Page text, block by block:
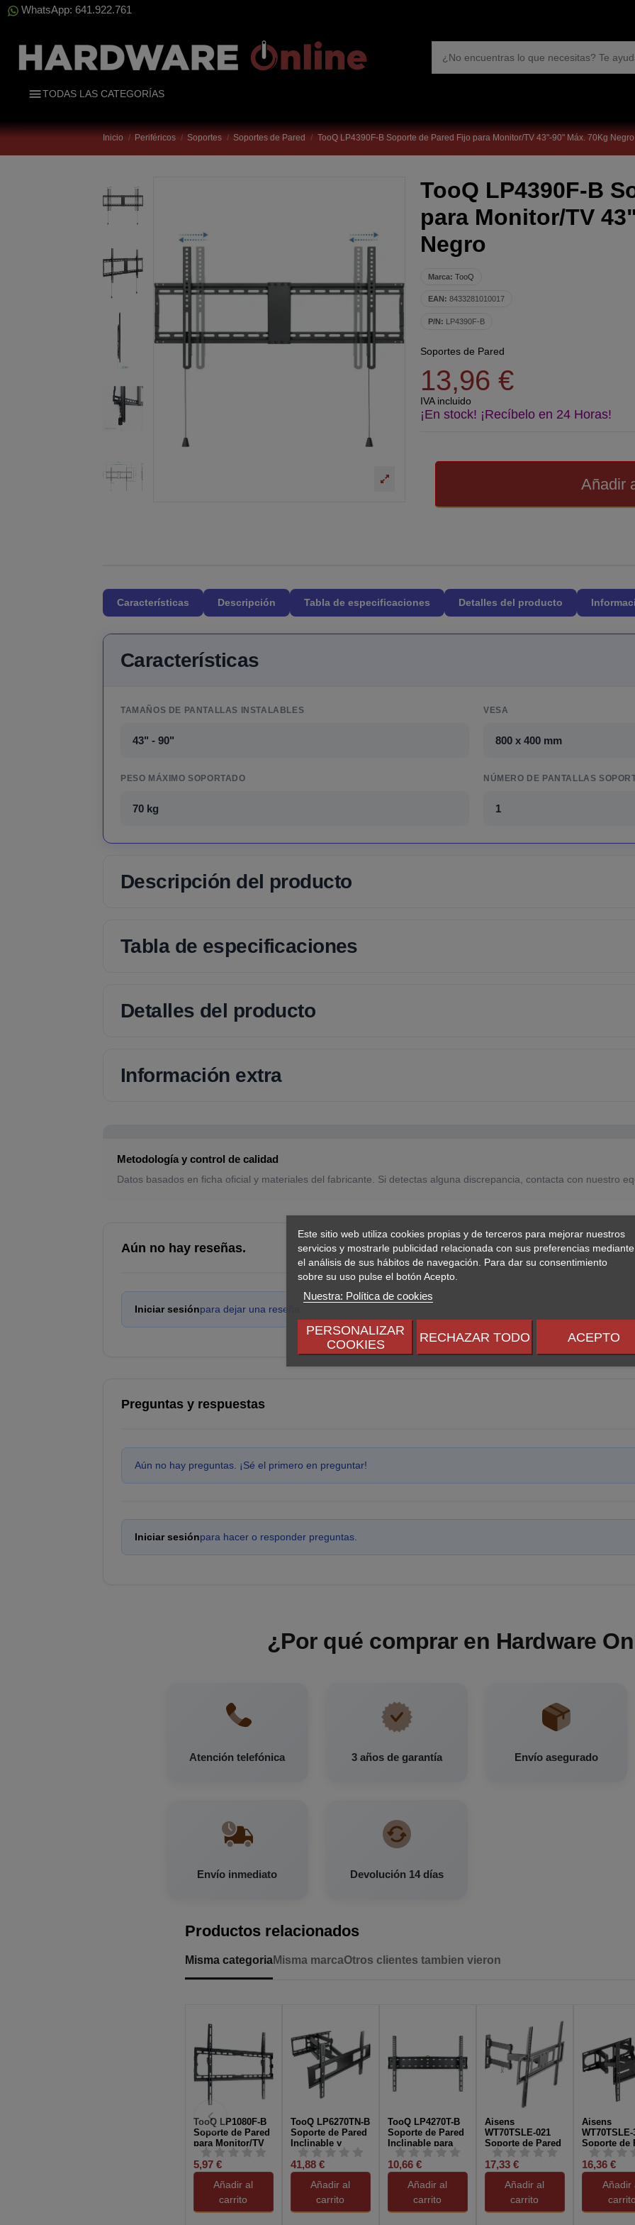
WhatsApp: 641.922.761
Este sitio web utiliza cookies propias y de terceros para mejorar nuestros
servicios y mostrarle publicidad relacionada con sus preferencias mediante
el análisis de sus hábitos de navegación. Para dar su consentimiento
sobre su uso pulse el botón Acepto.
Nuestra: Política de cookies
PERSONALIZAR
COOKIES
RECHAZAR TODO ACEPTO
TODAS LAS CATEGORÍAS
Inicio Periféricos Soportes Soportes de Pared TooQ LP4390F-B Soporte de Pared Fijo para Monitor/TV 43"-90" Máx. 70Kg Negro
TooQ LP4390F-B
para Monitor/TV
Negro
Marca: TooQ
EAN: 8433281010017
P/N: LP4390F-B
Soportes de Pared
13,96 €
IVA incluido
¡En stock! ¡Recíbelo en 24 Horas!
Añadir
Características Descripción Tabla de especificaciones Detalles del producto
Características
TAMAÑOS DE PANTALLAS INSTALABLES
43" - 90"
VESA
800 x 400 mm
PESO MÁXIMO SOPORTADO
70 kg
NÚMERO DE PANTALLAS
1
Descripción del producto
Tabla de especificaciones
Detalles del producto
Información extra
Metodología y control de calidad
Datos basados en ficha oficial y materiales del fabricante. Si detectas alguna discrepancia, contacta con nuestro
Aún no hay reseñas.
Iniciar sesiónpara dejar una reseña.
Preguntas y respuestas
Aún no hay preguntas. ¡Sé el primero en preguntar!
Iniciar sesiónpara hacer o responder preguntas.
¿Por qué comprar en Hardware
Atención telefónica 3 años de garantía Envío asegurado
Envío inmediato Devolución 14 días
Productos relacionados
Misma categoriaMisma marcaOtros clientes tambien vieron
TooQ LP1080F-B
Soporte de Pared
para Monitor/TV
Negra
5,97 €
Añadir al
carrito
TooQ LP6270TN-B
Soporte de Pared
Inclinable y
Monitor/TV
37"-70" Máx. 50...
41,88 €
Añadir al
carrito
TooQ LP4270T-B
Soporte de Pared
Inclinable para
37"-70" Máx. 40Kg
Negro
10,66 €
Añadir al
carrito
Aisens
WT70TSLE-021
Soporte de Pared
37"-70" Máx.
35KG
17,33 €
Añadir al
carrito
Aisens
WT70TSLE-
Soporte de
de 32"-70"
40 KG
16,36 €
Añadir
carrito